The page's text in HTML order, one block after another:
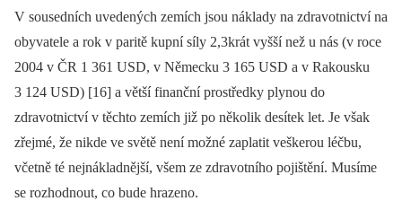
V sousedních uvedených zemích jsou náklady na zdravotnictví na
obyvatele a rok v paritě kupní síly 2,3krát vyšší než u nás (v roce
2004 v ČR 1 361 USD, v Německu 3 165 USD a v Rakousku
3 124 USD) [16] a větší finanční prostředky plynou do
zdravotnictví v těchto zemích již po několik desítek let. Je však
zřejmé, že nikde ve světě není možné zaplatit veškerou léčbu,
včetně té nejnákladnější, všem ze zdravotního pojištění. Musíme
se rozhodnout, co bude hrazeno.